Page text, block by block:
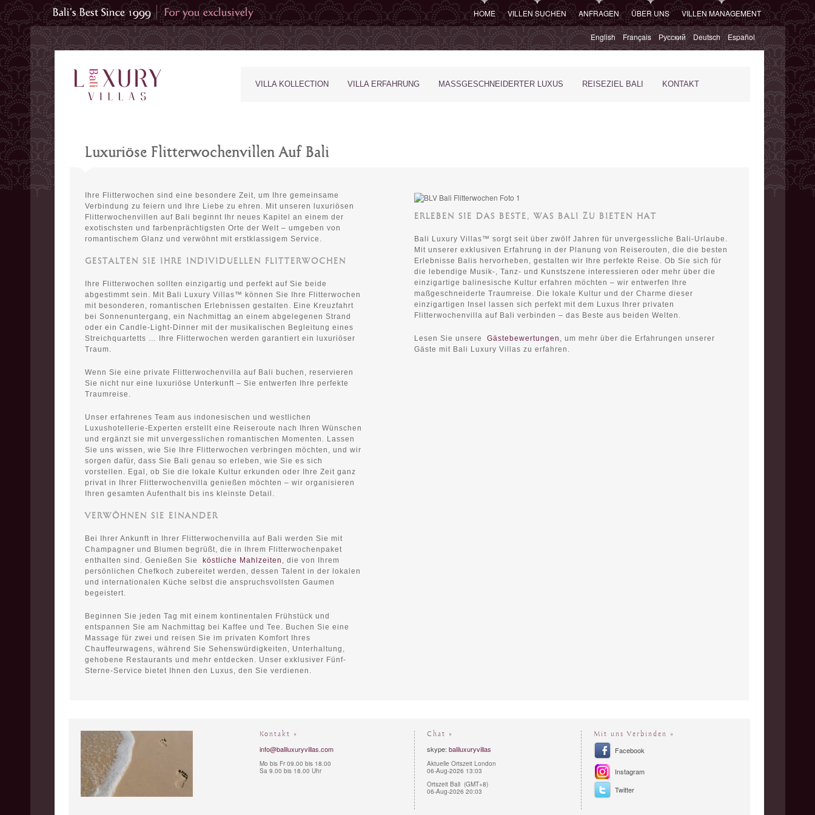
HOME VILLEN SUCHEN ANFRAGEN ÜBER UNS VILLEN MANAGEMENT
English Français Русский Deutsch Español
VILLA KOLLECTION VILLA ERFAHRUNG MASSGESCHNEIDERTER LUXUS REISEZIEL BALI KONTAKT
Luxuriöse Flitterwochenvillen Auf Bali
Ihre Flitterwochen sind eine besondere Zeit, um Ihre gemeinsame
Verbindung zu feiern und Ihre Liebe zu ehren. Mit unseren luxuriösen
Flitterwochenvillen auf Bali beginnt Ihr neues Kapitel an einem der
exotischsten und farbenprächtigsten Orte der Welt – umgeben von
romantischem Glanz und verwöhnt mit erstklassigem Service.
GESTALTEN SIE IHRE INDIVIDUELLEN FLITTERWOCHEN
Ihre Flitterwochen sollten einzigartig und perfekt auf Sie beide
abgestimmt sein. Mit Bali Luxury Villas™ können Sie Ihre Flitterwochen
mit besonderen, romantischen Erlebnissen gestalten. Eine Kreuzfahrt
bei Sonnenuntergang, ein Nachmittag an einem abgelegenen Strand
oder ein Candle-Light-Dinner mit der musikalischen Begleitung eines
Streichquartetts … Ihre Flitterwochen werden garantiert ein luxuriöser
Traum.
Wenn Sie eine private Flitterwochenvilla auf Bali buchen, reservieren
Sie nicht nur eine luxuriöse Unterkunft – Sie entwerfen Ihre perfekte
Traumreise.
Unser erfahrenes Team aus indonesischen und westlichen
Luxushotellerie-Experten erstellt eine Reiseroute nach Ihren Wünschen
und ergänzt sie mit unvergesslichen romantischen Momenten. Lassen
Sie uns wissen, wie Sie Ihre Flitterwochen verbringen möchten, und wir
sorgen dafür, dass Sie Bali genau so erleben, wie Sie es sich
vorstellen. Egal, ob Sie die lokale Kultur erkunden oder Ihre Zeit ganz
privat in Ihrer Flitterwochenvilla genießen möchten – wir organisieren
Ihren gesamten Aufenthalt bis ins kleinste Detail.
VERWÖHNEN SIE EINANDER
Bei Ihrer Ankunft in Ihrer Flitterwochenvilla auf Bali werden Sie mit
Champagner und Blumen begrüßt, die in Ihrem Flitterwochenpaket
enthalten sind. Genießen Sie
köstliche Mahlzeiten , die von Ihrem
persönlichen Chefkoch zubereitet werden, dessen Talent in der lokalen
und internationalen Küche selbst die anspruchsvollsten Gaumen
begeistert.
Beginnen Sie jeden Tag mit einem kontinentalen Frühstück und
entspannen Sie am Nachmittag bei Kaffee und Tee. Buchen Sie eine
Massage für zwei und reisen Sie im privaten Komfort Ihres
Chauffeurwagens, während Sie Sehenswürdigkeiten, Unterhaltung,
gehobene Restaurants und mehr entdecken. Unser exklusiver Fünf-
Sterne-Service bietet Ihnen den Luxus, den Sie verdienen.
ERLEBEN SIE DAS BESTE, WAS BALI ZU BIETEN HAT
Bali Luxury Villas™ sorgt seit über zwölf Jahren für unvergessliche Bali-Urlaube.
Mit unserer exklusiven Erfahrung in der Planung von Reiserouten, die die besten
Erlebnisse Balis hervorheben, gestalten wir Ihre perfekte Reise. Ob Sie sich für
die lebendige Musik-, Tanz- und Kunstszene interessieren oder mehr über die
einzigartige balinesische Kultur erfahren möchten – wir entwerfen Ihre
maßgeschneiderte Traumreise. Die lokale Kultur und der Charme dieser
einzigartigen Insel lassen sich perfekt mit dem Luxus Ihrer privaten
Flitterwochenvilla auf Bali verbinden – das Beste aus beiden Welten.
Lesen Sie unsereGästebewertungen , um mehr über die Erfahrungen unserer
Gäste mit Bali Luxury Villas zu erfahren.
Kontakt »
info@baliluxuryvillas.com
Mo bis Fr 09.00 bis 18.00
Sa 9.00 bis 18.00 Uhr
Chat »
skype: baliluxuryvillas
Aktuelle Ortszeit London
06-Aug-2026 13:03
Ortszeit Bali (GMT+8)
06-Aug-2026 20:03
Mit uns Verbinden »
Facebook
Instagram
Twitter